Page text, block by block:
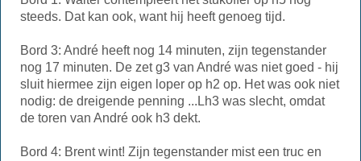
steeds. Dat kan ook, want hij heeft genoeg tijd.
Bord 3: André heeft nog 14 minuten, zijn tegenstander
nog 17 minuten. De zet g3 van André was niet goed - hij
sluit hiermee zijn eigen loper op h2 op. Het was ook niet
nodig: de dreigende penning ...Lh3 was slecht, omdat
de toren van André ook h3 dekt.
Bord 4: Brent wint! Zijn tegenstander mist een truc en